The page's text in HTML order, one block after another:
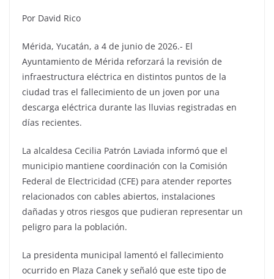
Por David Rico
Mérida, Yucatán, a 4 de junio de 2026.- El
Ayuntamiento de Mérida reforzará la revisión de
infraestructura eléctrica en distintos puntos de la
ciudad tras el fallecimiento de un joven por una
descarga eléctrica durante las lluvias registradas en
días recientes.
La alcaldesa Cecilia Patrón Laviada informó que el
municipio mantiene coordinación con la Comisión
Federal de Electricidad (CFE) para atender reportes
relacionados con cables abiertos, instalaciones
dañadas y otros riesgos que pudieran representar un
peligro para la población.
La presidenta municipal lamentó el fallecimiento
ocurrido en Plaza Canek y señaló que este tipo de